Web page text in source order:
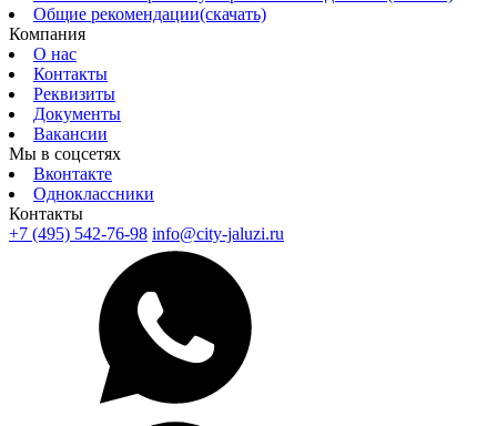
Общие рекомендации(скачать)
Компания
О нас
Контакты
Реквизиты
Документы
Вакансии
Мы в соцсетях
Вконтакте
Одноклассники
Контакты
+7 (495) 542-76-98 info@city-jaluzi.ru